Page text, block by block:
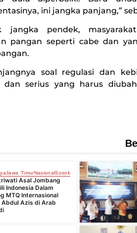
ini jangka panjang,”
jangka pendek,
pangan seperti cabe dan
soal regulasi dan
serius yang harus
Jawa TimurNasionalSosok
Asal Jombang
Indonesia Dalam
MTQ Internasional
Abdul Azis di Arab